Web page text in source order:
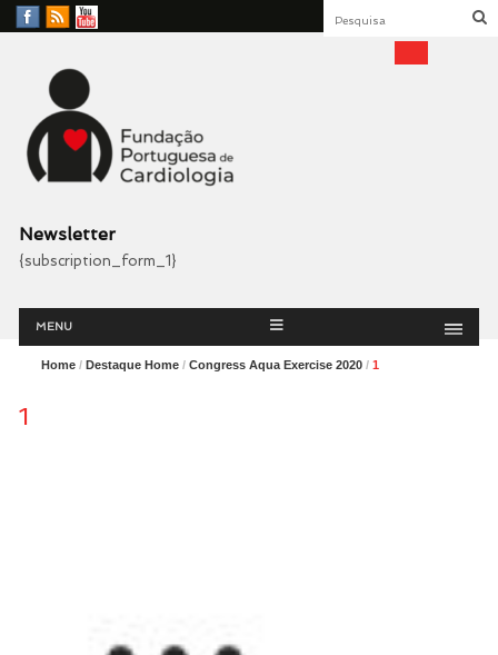
Facebook
RSS
YouTube
Fundação Portuguesa
Cardiologia
Newsletter
{subscription_form_1}
Menu
MENU
Home/ Destaque Home/ Congress Aqua Exercise 2020/ 1
1